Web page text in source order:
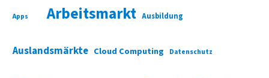
Apps Arbeitsmarkt Ausbildung
Auslandsmärkte Cloud Computing Datenschutz